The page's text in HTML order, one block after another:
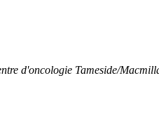
d'oncologie Tameside/